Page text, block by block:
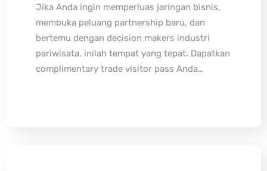
Jika Anda ingin memperluas jaringan bisnis,
membuka peluang partnership baru, dan
bertemu dengan decision makers industri
pariwisata, inilah tempat yang tepat. Dapatkan
complimentary trade visitor pass Anda…